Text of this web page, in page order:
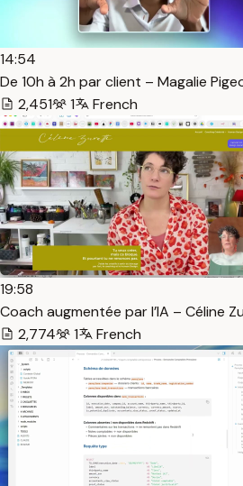
14:54
De 10h à 2h par client – Magalie
2,451
1 French
19:58
Coach augmentée par l’IA – Céline
2,774
1 French